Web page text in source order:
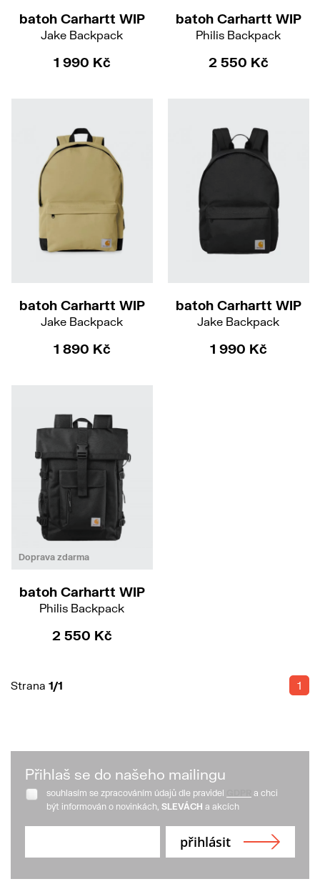
batoh Carhartt WIP
Jake Backpack
1 990 Kč
batoh Carhartt WIP
Philis Backpack
2 550 Kč
batoh Carhartt WIP
Jake Backpack
1 890 Kč
batoh Carhartt WIP
Jake Backpack
1 990 Kč
Doprava zdarma
batoh Carhartt WIP
Philis Backpack
2 550 Kč
Strana 1/1 1
Přihlaš se do našeho mailingu
souhlasím se zpracováním údajů dle pravidel
a chci
být informován o novinkách, SLEVÁCH a akcích